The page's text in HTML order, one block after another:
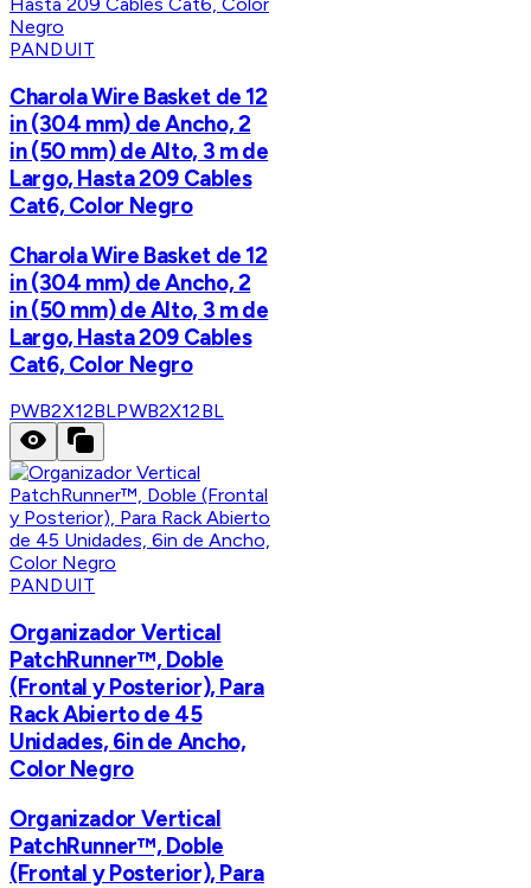
PANDUIT
Charola Wire Basket de 12
in (304 mm) de Ancho, 2
in (50 mm) de Alto, 3 m de
Largo, Hasta 209 Cables
Cat6, Color Negro
Charola Wire Basket de 12
in (304 mm) de Ancho, 2
in (50 mm) de Alto, 3 m de
Largo, Hasta 209 Cables
Cat6, Color Negro
PWB2X12BLPWB2X12BL
PANDUIT
Organizador Vertical
PatchRunner™, Doble
(Frontal y Posterior), Para
Rack Abierto de 45
Unidades, 6in de Ancho,
Color Negro
Organizador Vertical
PatchRunner™, Doble
(Frontal y Posterior), Para